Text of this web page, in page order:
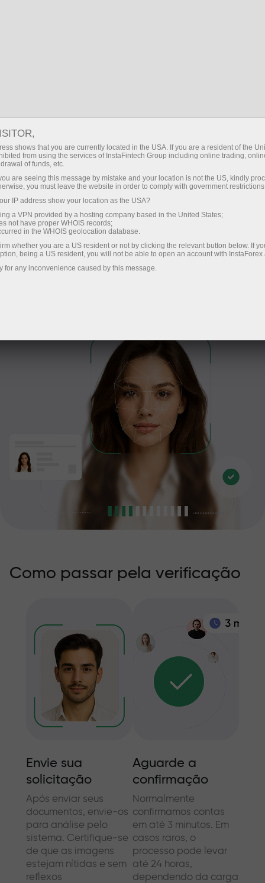
Verificação da conta de
negociação
Planeja creditar fundos na sua conta com cartão
ou transferência bancária? De qualquer forma,
você precisará verificar sua conta. Continue a ler
para saber como!
Como passar pela verificação
Envie sua
solicitação
Após enviar seus
documentos, envie-os
para análise pelo
sistema. Certifique-se
de que as imagens
estejam nítidas e sem
reflexos
Aguarde a
confirmação
Normalmente
confirmamos contas
em até 3 minutos. Em
casos raros, o
processo pode levar
até 24 horas,
dependendo da carga
shows that you are currently located in the USA. If you are a resident of the
from using the services of InstaFintech Group including online trading,
of funds, etc.
are seeing this message by mistake and your location is not the US, kindly
you must leave the website in order to comply with government
IP address show your location as the USA?
a VPN provided by a hosting company based in the United States;
not have proper WHOIS records;
in the WHOIS geolocation database.
whether you are a US resident or not by clicking the relevant button below. If
being a US resident, you will not be able to open an account with InstaForex
for any inconvenience caused by this message.